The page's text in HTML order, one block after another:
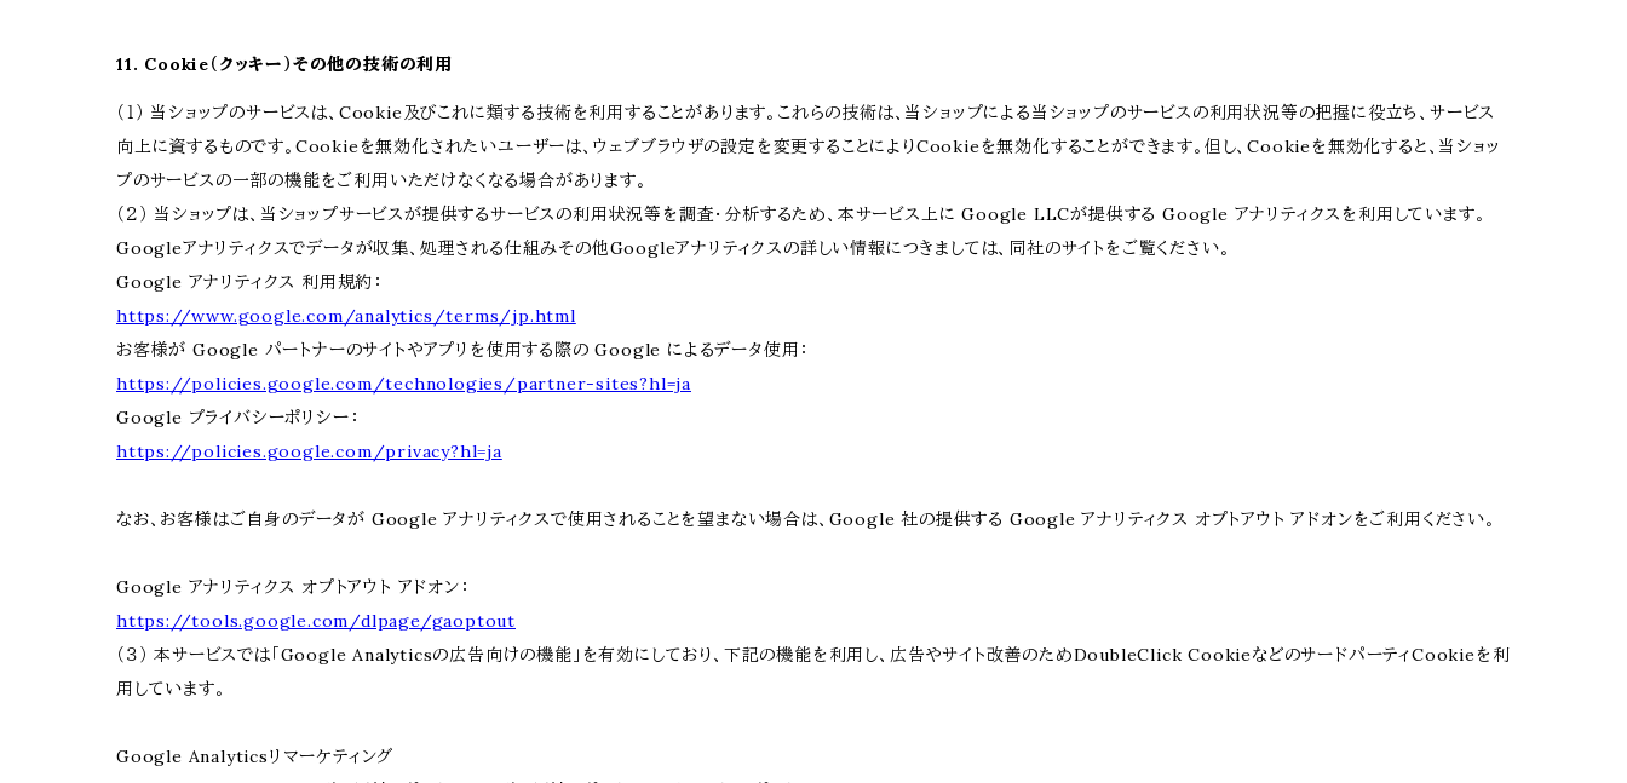
11. Cookie（クッキー）その他の技術の利用
（１） 当ショップのサービスは、Cookie及びこれに類する技術を利用することがあります。これらの技術は、当ショップによる当ショップのサービスの利用状況等の把握に役立ち、サービス
向上に資するものです。Cookieを無効化されたいユーザーは、ウェブブラウザの設定を変更することによりCookieを無効化することができます。但し、Cookieを無効化すると、当ショッ
プのサービスの一部の機能をご利用いただけなくなる場合があります。
（２） 当ショップは、当ショップサービスが提供するサービスの利用状況等を調査・分析するため、本サービス上に Google LLCが提供する Google アナリティクスを利用しています。
Googleアナリティクスでデータが収集、処理される仕組みその他Googleアナリティクスの詳しい情報につきましては、同社のサイトをご覧ください。
Google アナリティクス 利用規約：
https://www.google.com/analytics/terms/jp.html
お客様が Google パートナーのサイトやアプリを使用する際の Google によるデータ使用：
https://policies.google.com/technologies/partner-sites?hl=ja
Google プライバシーポリシー：
https://policies.google.com/privacy?hl=ja
なお、お客様はご自身のデータが Google アナリティクスで使用されることを望まない場合は、Google 社の提供する Google アナリティクス オプトアウト アドオンをご利用ください。
Google アナリティクス オプトアウト アドオン：
https://tools.google.com/dlpage/gaoptout
（３） 本サービスでは「Google Analyticsの広告向けの機能」を有効にしており、下記の機能を利用し、広告やサイト改善のためDoubleClick CookieなどのサードパーティCookieを利
用しています。
Google Analyticsリマーケティング